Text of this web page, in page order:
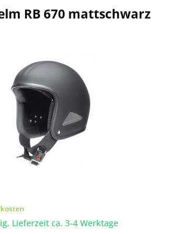
RB 670 mattschwarz
Lieferzeit ca. 3-4 Werktage